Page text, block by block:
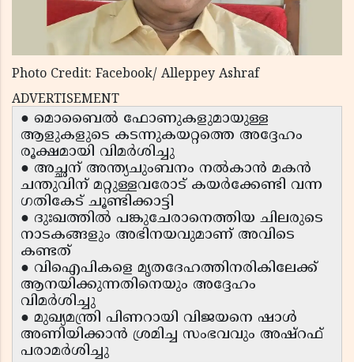
Photo Credit: Facebook/ Alleppey Ashraf
ADVERTISEMENT
● മൊബൈൽ ഫോണുകളുമായുള്ള
ആളുകളുടെ കടന്നുകയറ്റത്തെ അദ്ദേഹം
രൂക്ഷമായി വിമർശിച്ചു
● അച്ഛന് അന്ത്യചുംബനം നൽകാൻ മകൻ
ചന്തുവിന് മറ്റുള്ളവരോട് കയർക്കേണ്ടി വന്ന
ഗതികേട് ചൂണ്ടിക്കാട്ടി
● ദുഃഖത്തിൽ പങ്കുചേരാനെത്തിയ ചിലരുടെ
നാടകങ്ങളും അഭിനയവുമാണ് അവിടെ
കണ്ടത്
● വിഐപികളെ മൃതദേഹത്തിനരികിലേക്ക്
ആനയിക്കുന്നതിനെയും അദ്ദേഹം
വിമർശിച്ചു
● മുഖ്യമന്ത്രി പിണറായി വിജയനെ ഷാൾ
അണിയിക്കാൻ ശ്രമിച്ച സംഭവവും അഷ്റഫ്
പരാമർശിച്ചു